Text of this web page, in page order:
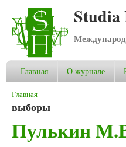
Главная О журнале
Вы здесь
Главная
выборы
Пулькин